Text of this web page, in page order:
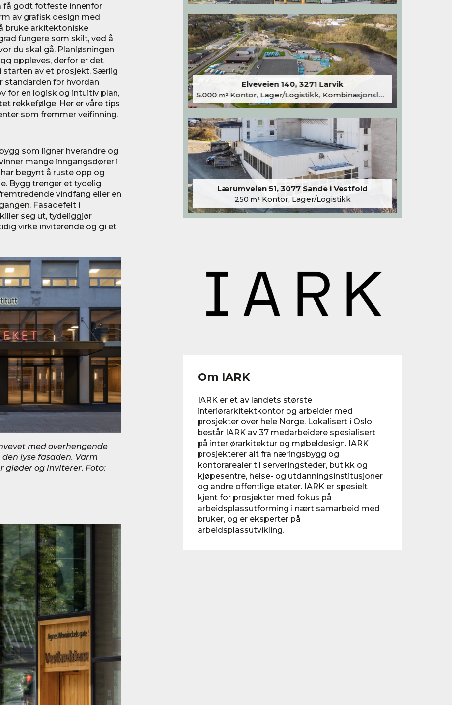
få godt fotfeste innenfor
av grafisk design med
bruke arkitektoniske
fungere som skilt, ved å
du skal gå. Planløsningen
oppleves, derfor er det
starten av et prosjekt. Særlig
standarden for hvordan
for en logisk og intuitiv plan,
rekkefølge. Her er våre tips
som fremmer veifinning.
som ligner hverandre og
mange inngangsdører i
begynt å ruste opp og
Bygg trenger et tydelig
vindfang eller en
Fasadefelt i
seg ut, tydeliggjør
virke inviterende og gi et
med overhengende
lyse fasaden. Varm
gløder og inviterer. Foto:
Elveveien 140, 3271 Larvik
5.000m²Kontor, Lager/Logistikk, Kombinasjonslokaler
Lærumveien 51, 3077 Sande i Vestfold
250 m²Kontor, Lager/Logistikk
Om IARK
IARK er et av landets største
interiørarkitektkontor og arbeider med
prosjekter over hele Norge. Lokalisert i Oslo
består IARK av 37 medarbeidere spesialisert
på interiørarkitektur og møbeldesign. IARK
prosjekterer alt fra næringsbygg og
kontorarealer til serveringsteder, butikk og
kjøpesentre, helse- og utdanningsinstitusjoner
og andre offentlige etater. IARK er spesielt
kjent for prosjekter med fokus på
arbeidsplassutforming i nært samarbeid med
bruker, og er eksperter på
arbeidsplassutvikling.